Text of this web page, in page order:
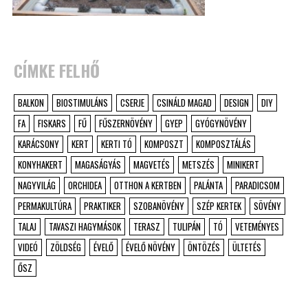
CÍMKE FELHŐ
BALKON BIOSTIMULÁNS CSERJE CSINÁLD MAGAD DESIGN
DIY
FA
FISKARS FŰ FŰSZERNÖVÉNY GYEP
GYÓGYNÖVÉNY
KARÁCSONY
KERT KERTI TÓ KOMPOSZT
KOMPOSZTÁLÁS
KONYHAKERT
MAGASÁGYÁS MAGVETÉS METSZÉS
MINIKERT
NAGYVILÁG
ORCHIDEA OTTHON A KERTBEN PALÁNTA
PARADICSOM
PERMAKULTÚRA
PRAKTIKER SZOBANÖVÉNY SZÉP KERTEK
SÖVÉNY
TALAJ
TAVASZI HAGYMÁSOK TERASZ TULIPÁN TÓ
VETEMÉNYES
VIDEÓ
ZÖLDSÉG ÉVELŐ ÉVELŐ NÖVÉNY ÖNTÖZÉS
ÜLTETÉS
ŐSZ